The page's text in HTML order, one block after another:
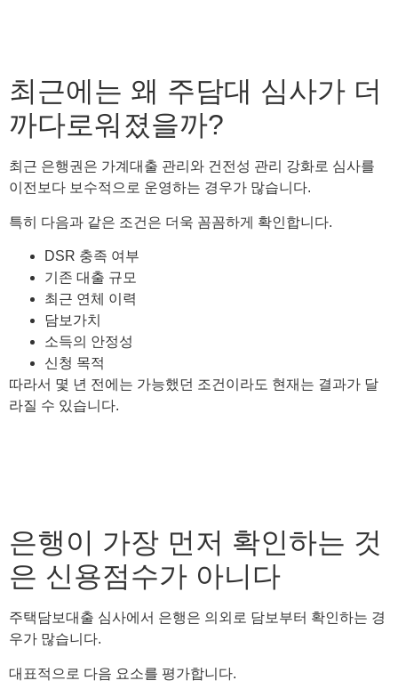
최근에는 왜 주담대 심사가 더
까다로워졌을까?
최근 은행권은 가계대출 관리와 건전성 관리 강화로 심사를
이전보다 보수적으로 운영하는 경우가 많습니다.
특히 다음과 같은 조건은 더욱 꼼꼼하게 확인합니다.
DSR 충족 여부
기존 대출 규모
최근 연체 이력
담보가치
소득의 안정성
신청 목적
따라서 몇 년 전에는 가능했던 조건이라도 현재는 결과가 달
라질 수 있습니다.
은행이 가장 먼저 확인하는 것
은 신용점수가 아니다
주택담보대출 심사에서 은행은 의외로 담보부터 확인하는 경
우가 많습니다.
대표적으로 다음 요소를 평가합니다.